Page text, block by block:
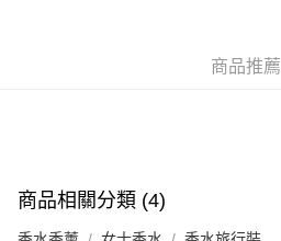
取。逾期會取消訂單，並不會安排重寄
商品推薦
商品相關分類 (4)